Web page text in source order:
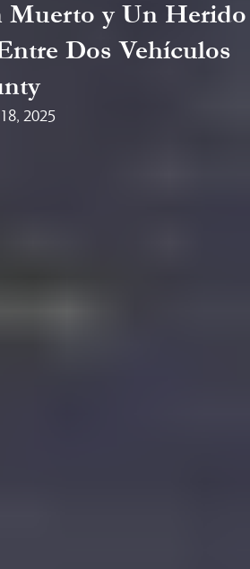
Muerto y Un Herido
Dos Vehículos
2025